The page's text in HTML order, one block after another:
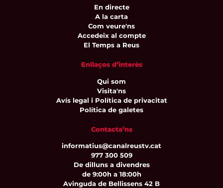
En directe
A la carta
Com veure'ns
Accedeix al compte
El Temps a Reus
Enllaços d’interès
Qui som
Visita'ns
Avís legal i Política de privacitat
Política de galetes
Contacta’ns
informatius@canalreustv.cat
977 300 509
De dilluns a divendres
de 9:00h a 18:00h
Avinguda de Bellissens 42 B